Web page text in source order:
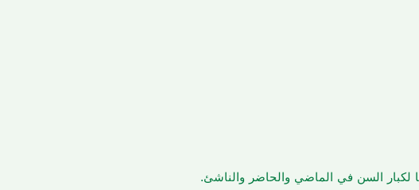
لكبار السن في الماضي والحاضر والناشئ.